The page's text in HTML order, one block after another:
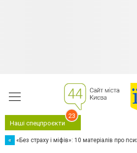
Наші спецпроєкти
23
« «Без страху і міфів»: 10 матеріалів про